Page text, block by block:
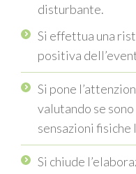
disturbante.
Si effettua una
positiva
Si pone
valutando se
sensazioni fisiche
Si chiude